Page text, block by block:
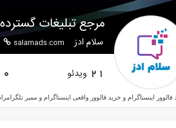
مرجع تبلیغات گسترده
سلام ادز salamads.com
21 ویدئو 0
فالوور اینستاگرام و خرید فالوور واقعی اینستاگرام و ممبر